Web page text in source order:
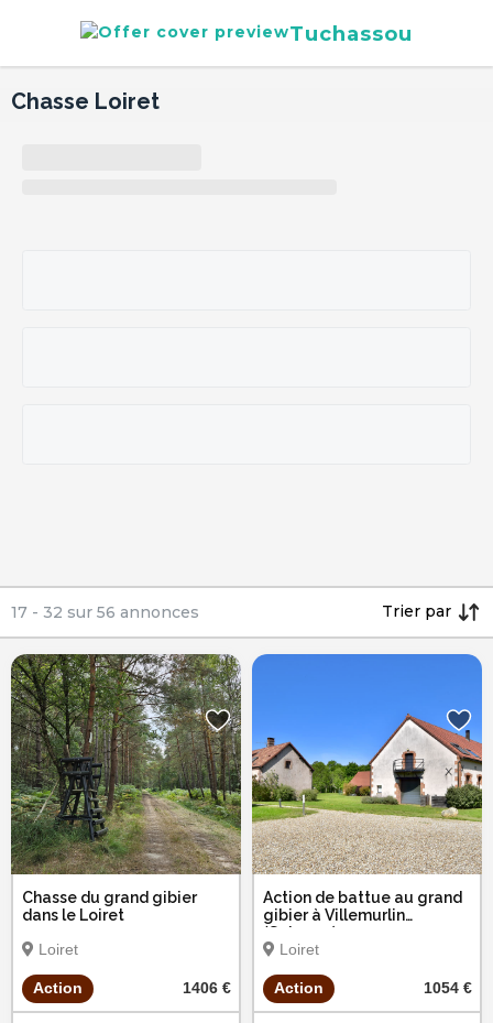
Tuchassou
Chasse Loiret
17 - 32 sur 56 annonces Trier par
Chasse du grand gibier
dans le Loiret
Loiret
Action 1406 €
Action de battue au grand
gibier à Villemurlin
(Sologne)
Loiret
Action 1054 €